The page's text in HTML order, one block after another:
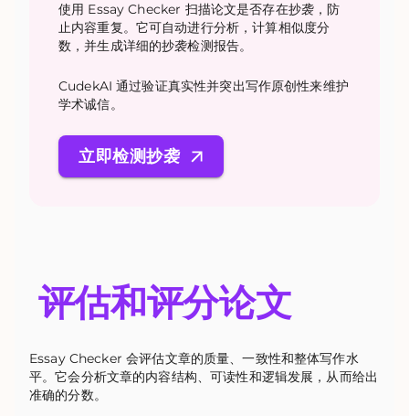
使用 Essay Checker 扫描论文是否存在抄袭，防
止内容重复。它可自动进行分析，计算相似度分
数，并生成详细的抄袭检测报告。
CudekAI 通过验证真实性并突出写作原创性来维护
学术诚信。
立即检测抄袭
评估和评分论文
Essay Checker 会评估文章的质量、一致性和整体写作水
平。它会分析文章的内容结构、可读性和逻辑发展，从而给出
准确的分数。